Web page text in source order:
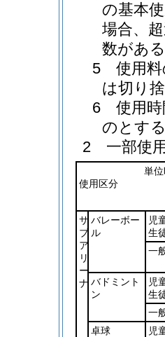
の基本
場合、
数があ
5 使用料
は切り
6 使用時
のとす
2 一部使
単
使用区分
サ
ブ
ア
リ
ー
ナ
バレーボー
ル
児
生
一
バドミント
ン
児
生
一
卓球
児